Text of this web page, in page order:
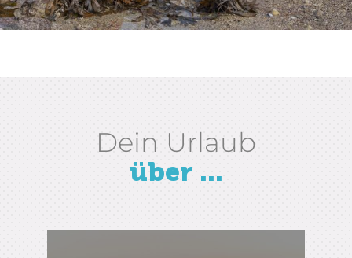
ENTDECKEN SIE DAS CAP D'ERQUY
Dein Urlaub
über ...